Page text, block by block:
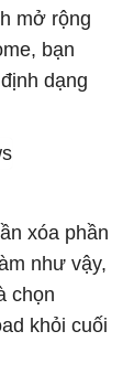
mở rộng
bạn
dạng
xóa phần
như vậy,
chọn
khỏi cuối